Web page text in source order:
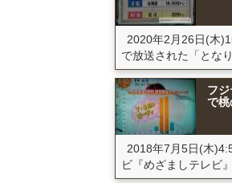
2020年2月26日(木
で放送された「とな
フ
で桃
2018年7月5日(木
ビ『めざましテレビ